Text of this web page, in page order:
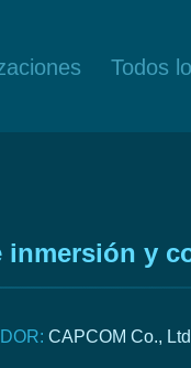
Todos
y
CAPCOM Co.,